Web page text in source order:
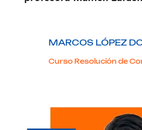
MARCOS LÓPEZ
Curso Resolución de